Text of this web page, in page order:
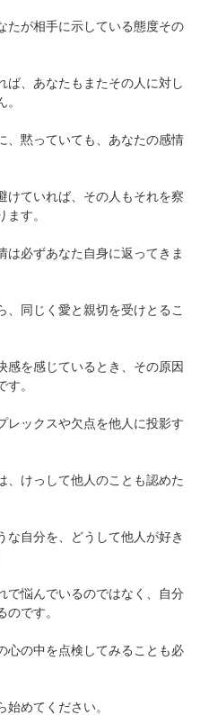
たが相手に示している態度その
ば、あなたもまたその人に対し
、黙っていても、あなたの感情
けていれば、その人もそれを察
す。
は必ずあなた自身に返ってきま
、同じく愛と親切を受けとるこ
感を感じているとき、その原因
。
レックスや欠点を他人に投影す
、けっして他人のことも認めた
な自分を、どうして他人が好き
で悩んでいるのではなく、自分
です。
心の中を点検してみることも必
始めてください。